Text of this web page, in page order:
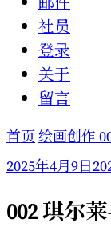
社员
登录
关于
留言
首页绘画创作
2025年4月9日
002 琪尔